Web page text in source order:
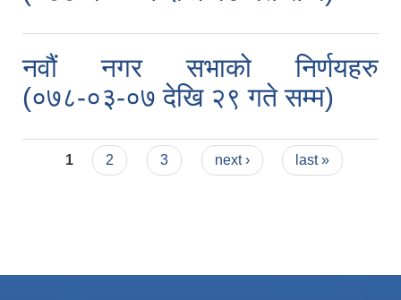
नवौं नगर सभाको निर्णयहरु
(०७८-०३-०७ देखि २९ गते सम्म)
Pages
1 2 3 next › last »